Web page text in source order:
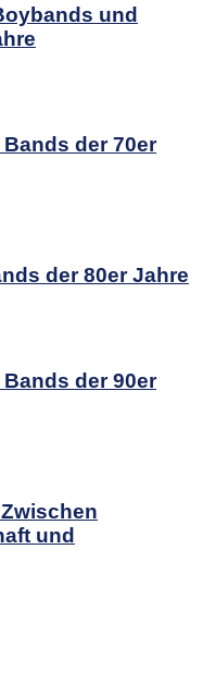
und
der 70er
der 80er Jahre
der 90er
und